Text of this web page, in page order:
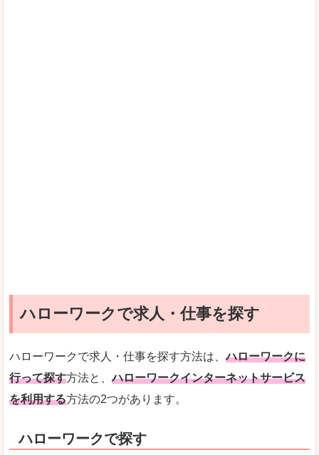
ハローワークで求人・仕事を探す
ハローワークで求人・仕事を探す方法は、ハローワークに
行って探す方法と、ハローワークインターネットサービス
を利用する方法の2つがあります。
ハローワークで探す